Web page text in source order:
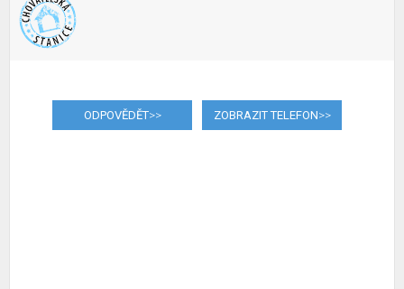
ODPOVĚDĚT>> ZOBRAZIT TELEFON>>